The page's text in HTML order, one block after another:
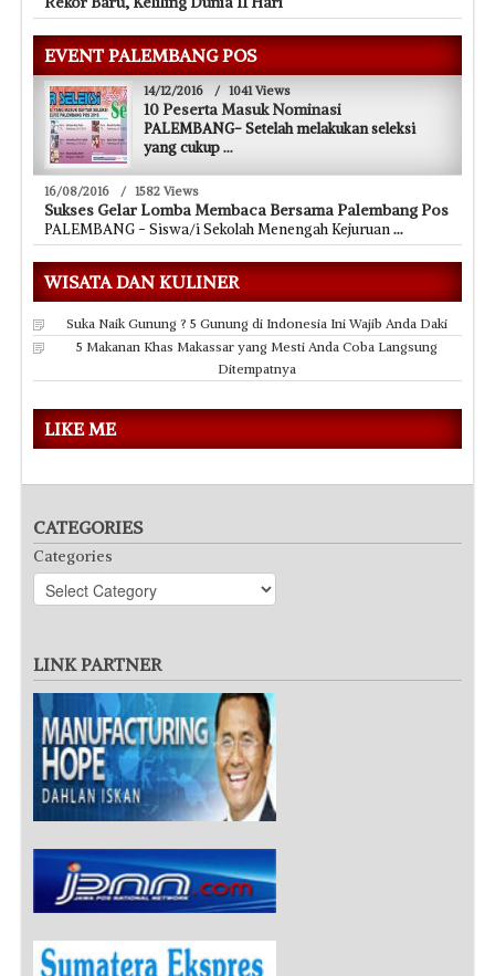
EVENT PALEMBANG POS
14/12/2016 / 1041 Views
10 Peserta Masuk Nominasi
PALEMBANG- Setelah melakukan seleksi
yang cukup...
16/08/2016 / 1582 Views
Sukses Gelar Lomba Membaca Bersama Palembang Pos
PALEMBANG - Siswa/i Sekolah Menengah Kejuruan...
WISATA DAN KULINER
Suka Naik Gunung ? 5 Gunung di Indonesia Ini Wajib Anda Daki
5 Makanan Khas Makassar yang Mesti Anda Coba Langsung
Ditempatnya
LIKE ME
CATEGORIES
Categories
LINK PARTNER